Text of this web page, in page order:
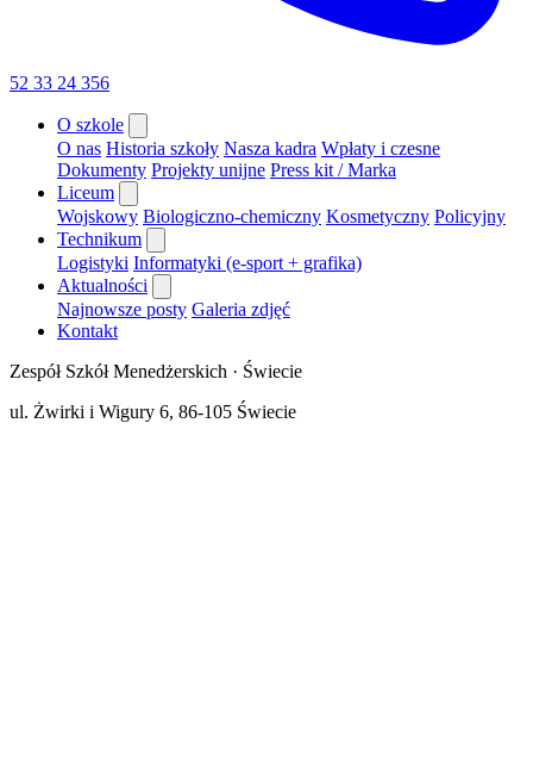
52 33 24 356
O szkole
O nas Historia szkoły Nasza kadra Wpłaty i czesne
Dokumenty Projekty unijne Press kit / Marka
Liceum
Wojskowy Biologiczno-chemiczny Kosmetyczny Policyjny
Technikum
Logistyki Informatyki (e-sport + grafika)
Aktualności
Najnowsze posty Galeria zdjęć
Kontakt
Zespół Szkół Menedżerskich · Świecie
ul. Żwirki i Wigury 6, 86-105 Świecie